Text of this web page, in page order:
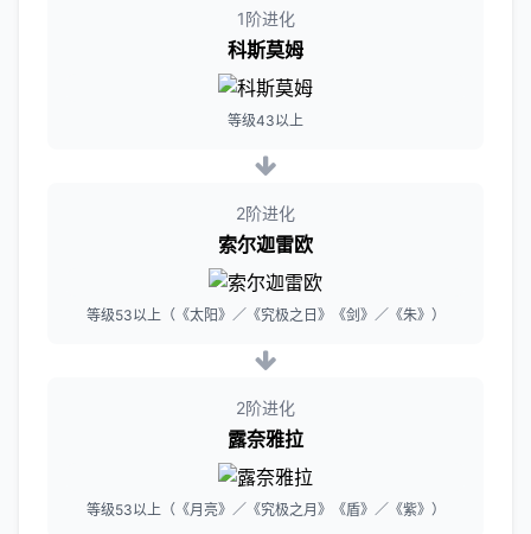
1阶进化
科斯莫姆
等级43以上
2阶进化
索尔迦雷欧
等级53以上（《太阳》／《究极之日》《剑》／《朱》）
2阶进化
露奈雅拉
等级53以上（《月亮》／《究极之月》《盾》／《紫》）